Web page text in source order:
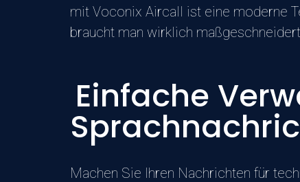
mit Voconix Aircall ist eine moderne
braucht man wirklich
Einfache
Machen Sie Ihren Nachrichten für